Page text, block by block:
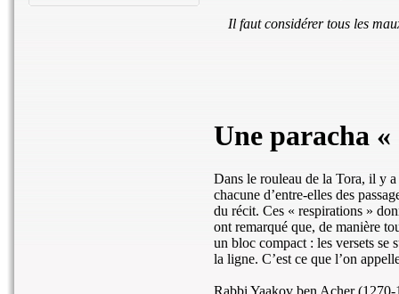
Il faut considérer tous les
Une paracha «
Dans le rouleau de la Tora, il y
chacune d’entre-elles des
du récit. Ces « respirations »
ont remarqué que, de manière
un bloc compact : les versets se
la ligne. C’est ce que l’on